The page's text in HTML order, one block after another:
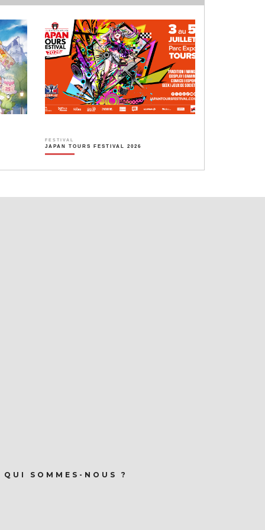
FESTIVAL
JAPAN TOURS FESTIVAL 2026
QUI SOMMES-NOUS ?